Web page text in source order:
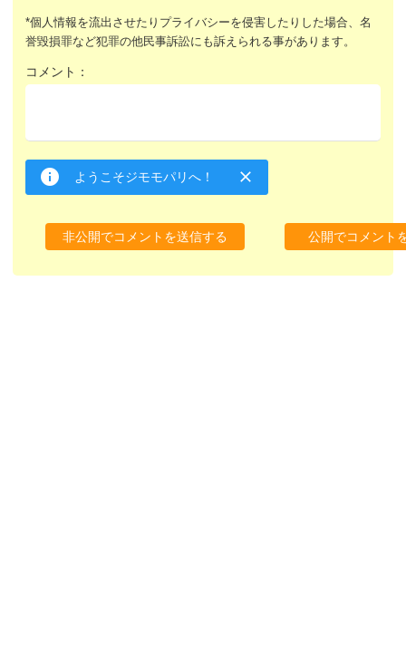
*個人情報を流出させたりプライバシーを侵害したりした場合、名
誉毀損罪など犯罪の他民事訴訟にも訴えられる事があります。
コメント：
ようこそジモモパリへ！
非公開でコメントを送信する 公開でコメント